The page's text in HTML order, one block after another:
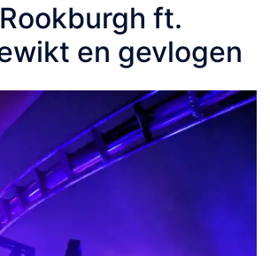
ft.
en gevlogen